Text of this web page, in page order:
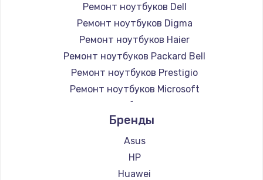
Ремонт ноутбуков Dell
Ремонт ноутбуков Digma
Ремонт ноутбуков Haier
Ремонт ноутбуков Packard Bell
Ремонт ноутбуков Prestigio
Ремонт ноутбуков Microsoft
Ремонт ноутбуков Alienware
Ремонт ноутбуков Aquarius
Ремонт ноутбуков Gigabyte
Ремонт ноутбуков Aorus
Ремонт ноутбуков Maibenben
Бренды
Asus
HP
Huawei